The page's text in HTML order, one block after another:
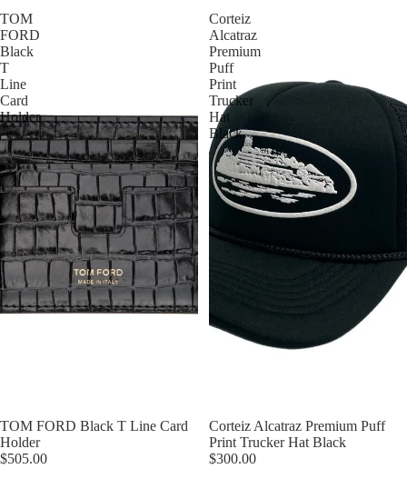
TOM
FORD
Black
T
Line
Card
Holder
Épuisé
TOM FORD Black T Line Card
Holder
$505.00
Corteiz
Alcatraz
Premium
Puff
Print
Trucker
Hat
Black
Épuisé
Corteiz Alcatraz Premium Puff
Print Trucker Hat Black
$300.00